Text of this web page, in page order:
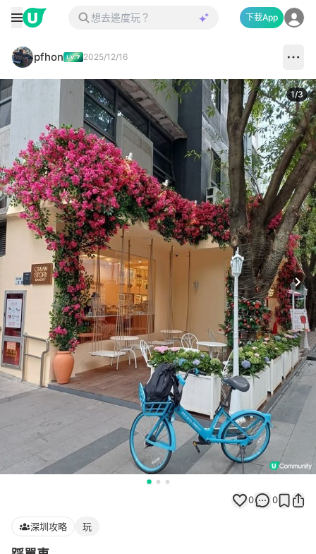
下載App
pfhon 2025/12/16
1/3
0 0
深圳攻略 玩